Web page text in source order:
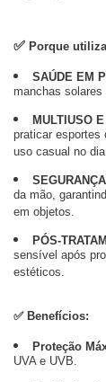
✅ Porque
SAÚDE EM
manchas
MULTIUSO
praticar
uso casual no
da mão,
em objetos.
PÓS-
sensível após
estéticos.
✅ Benefícios:
Proteção
UVA e UVB.